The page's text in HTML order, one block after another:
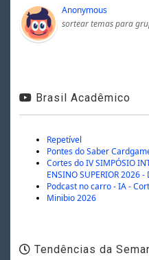
Anonymous
sortear temas para
Brasil Acadêmico
Repetível
Pontes do Saber
Cortes do IV SIMPÓSIO
ENSINO SUPERIOR 2026
Podcast no carro - IA -
Minibio 2026
Tendências da